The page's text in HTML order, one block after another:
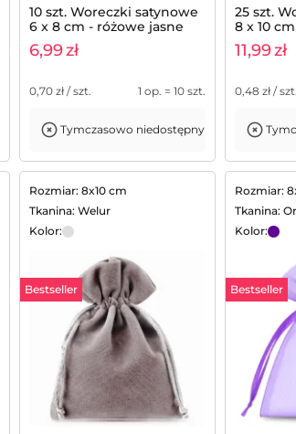
10 szt. Woreczki satynowe
6 x 8 cm - różowe jasne
6,99zł
0,70 zł / szt. 1 op. = 10 szt.
Tymczasowo niedostępny
25 szt.
8 x 10
11,99zł
0,48 zł / szt.
Rozmiar: 8x10 cm
Tkanina: Welur
Kolor:
Bestseller
Rozmiar:
Tkanina:
Kolor:
Bestseller